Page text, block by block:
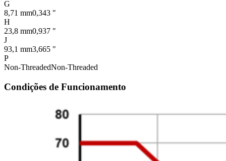
G
8,71 mm0,343 "
H
23,8 mm0,937 "
J
93,1 mm3,665 "
P
Non-ThreadedNon-Threaded
Condições de Funcionamento